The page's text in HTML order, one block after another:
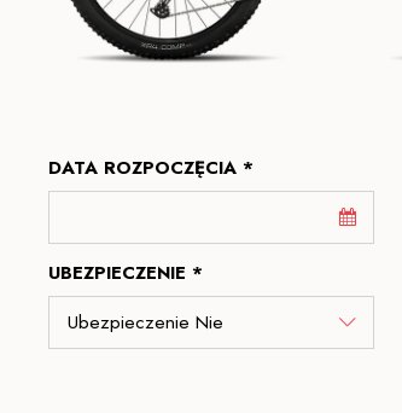
DATA ROZPOCZĘCIA *
UBEZPIECZENIE *